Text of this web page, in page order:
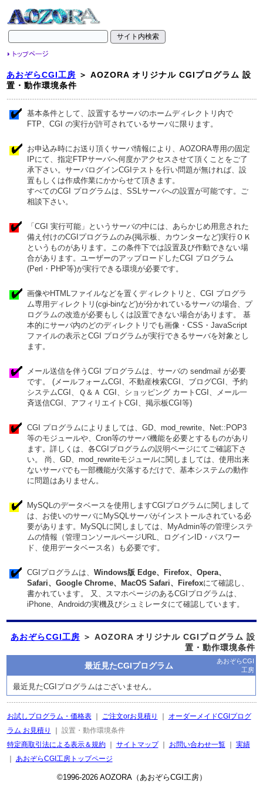
あおぞらCGI工房 ＞ AOZORA オリジナル CGIプログラム 設
置・動作環境条件
.
基本条件として、設置するサーバのホームディレクトリ内で
FTP、CGI の実行が許可されているサーバに限ります。
お申込み時にお送り頂くサーバ情報により、AOZORA専用の固定
IPにて、指定FTPサーバへ何度かアクセスさせて頂くことをご了
承下さい。サーバログインCGIテストを行い問題が無ければ、設
置もしくは作成作業にかからせて頂きます。
すべてのCGI プログラムは、SSLサーバへの設置が可能です。ご
相談下さい。
「CGI 実行可能」というサーバの中には、あらかじめ用意された
備え付けのCGIプログラムのみ(掲示板、カウンターなど)実行ＯＫ
というものがあります。この条件下では設置及び作動できない場
合があります。ユーザーのアップロードしたCGI プログラム
(Perl・PHP等)が実行できる環境が必要です。
画像やHTMLファイルなどを置くディレクトリと、CGI プログラ
ム専用ディレクトリ(cgi-binなど)が分かれているサーバの場合、プ
ログラムの改造が必要もしくは設置できない場合があります。 基
本的にサーバ内のどのディレクトリでも画像・CSS・JavaScript
ファイルの表示とCGI プログラムが実行できるサーバを対象とし
ます。
メール送信を伴うCGI プログラムは、サーバの sendmail が必要
です。 (メールフォームCGI、不動産検索CGI、ブログCGI、予約
システムCGI、Ｑ＆Ａ CGI、ショッピング カートCGI、メール一
斉送信CGI、アフィリエイトCGI、掲示板CGI等)
CGI プログラムによりましては、GD、mod_rewrite、Net::POP3
等のモジュールや、Cron等のサーバ機能を必要とするものがあり
ます。詳しくは、各CGIプログラムの説明ページにてご確認下さ
い。 尚、GD、mod_rewriteモジュールに関しましては、使用出来
ないサーバでも一部機能が欠落するだけで、基本システムの動作
に問題はありません。
MySQLのデータベースを使用しますCGIプログラムに関しまして
は、お使いのサーバにMySQLサーバがインストールされている必
要があります。MySQLに関しましては、MyAdmin等の管理システ
ムの情報（管理コンソールページURL、ログインID・パスワー
ド、使用データベース名）も必要です。
CGIプログラムは、Windows版 Edge、Firefox、Opera、
Safari、Google Chrome、MacOS Safari、Firefoxにて確認し、
書かれています。 又、スマホページのあるCGIプログラムは、
iPhone、Androidの実機及びシュミレータにて確認しています。
あおぞらCGI工房 ＞ AOZORA オリジナル CGIプログラム 設
置・動作環境条件
最近見たCGIプログラム
あおぞらCGI
工房
最近見たCGIプログラムはございません。
.
お試しプログラム・価格表｜ ご注文orお見積り
オーダーメイドCGIプログ
ラム お見積り
設置・動作環境条件
特定商取引法による表示＆規約｜ サイトマップ｜ お問い合わせ一覧｜ 実績
あおぞらCGI工房トップページ
©1996-2026 AOZORA（あおぞらCGI工房）